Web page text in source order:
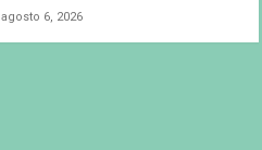
agosto 6, 2026